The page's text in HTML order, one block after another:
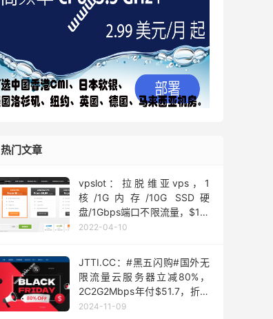
热门文章
vpslot：拉脱维亚vps，1
核/1G内存/10G SSD硬
盘/1Gbps端口不限流量，$10/
月起
2022-04-10
JTTI.CC：#黑五闪购#国外无
限流量云服务器立减80%，
2C2G2Mbps年付$51.7，折后
月付约$4.3，可选美国洛杉矶/
2024-11-09